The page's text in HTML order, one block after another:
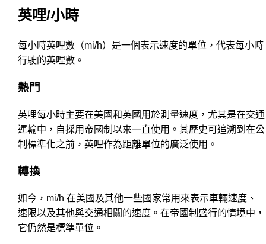
英哩/小時
每小時英哩數（mi/h）是一個表示速度的單位，代表每小時
行駛的英哩數。
熱門
英哩每小時主要在美國和英國用於測量速度，尤其是在交通
運輸中，自採用帝國制以來一直使用。其歷史可追溯到在公
制標準化之前，英哩作為距離單位的廣泛使用。
轉換
如今，mi/h 在美國及其他一些國家常用來表示車輛速度、
速限以及其他與交通相關的速度。在帝國制盛行的情境中，
它仍然是標準單位。